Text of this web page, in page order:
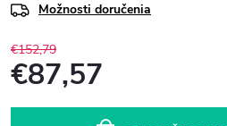
Možnosti doručenia
€152,79
€87,57